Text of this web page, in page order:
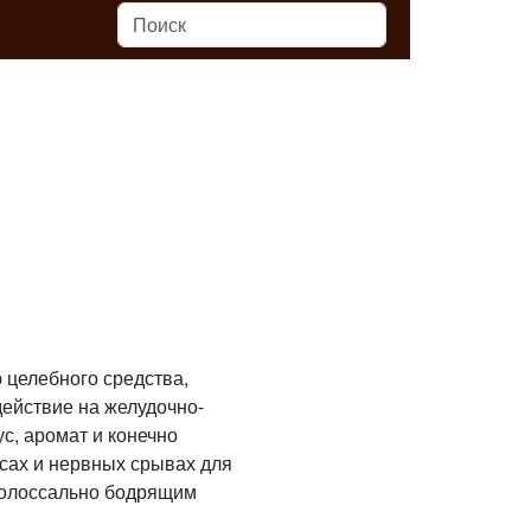
средства,
на желудочно-
аромат и конечно
и нервных срывах для
бодрящим